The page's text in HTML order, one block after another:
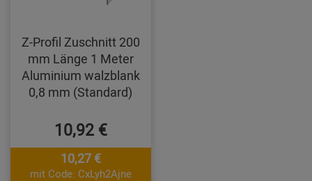
Z-Profil Zuschnitt 200
mm Länge 1 Meter
Aluminium walzblank
0,8 mm (Standard)
10,92 €
10,27 €
mit Code: CxLyh2Ajne